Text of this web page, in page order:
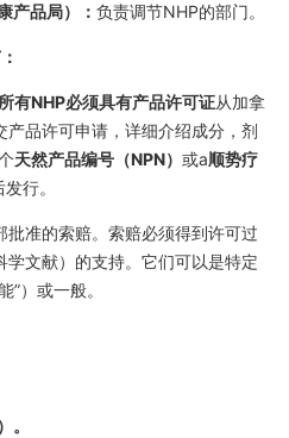
产品局）： 负责调节NHP的部门。
所有NHP必须具有产品许可证从加拿
品许可申请，详细介绍成分，剂
天然产品编号（NPN） 或a顺势疗
行。
批准的索赔。索赔必须得到许可过
文献）的支持。它们可以是特定
”）或一般。
。